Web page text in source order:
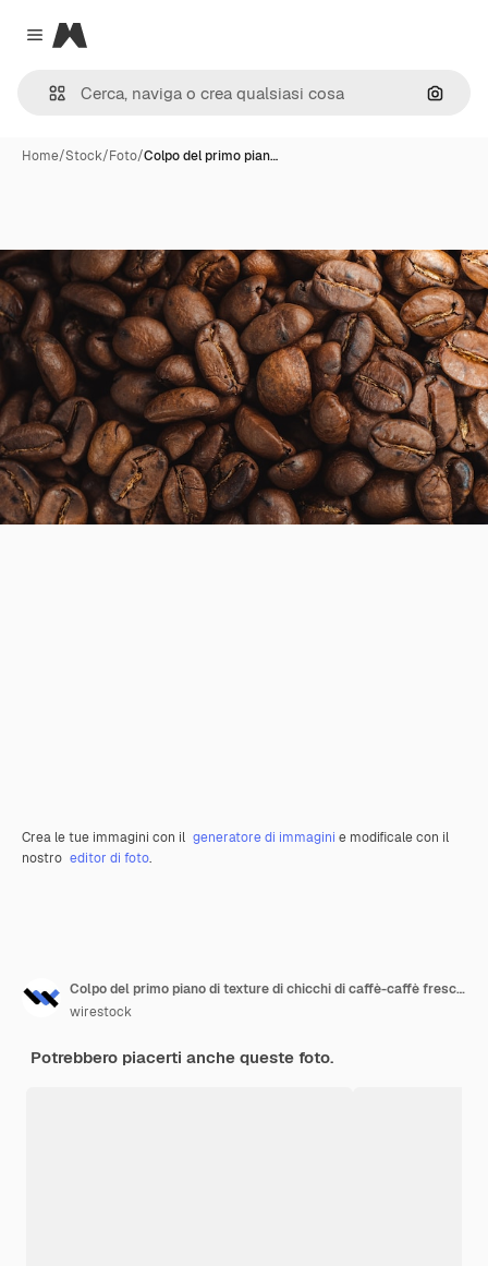
Close menu
Magnific
Cerca
Home/Stock/Foto/Colpo del primo pian…
Crea le tue immagini con il generatore di immagini e modificale con il
nostro editor di foto.
Colpo del primo piano di texture di chicchi di caffè-caffè freschi
wirestock
Potrebbero piacerti anche queste foto.